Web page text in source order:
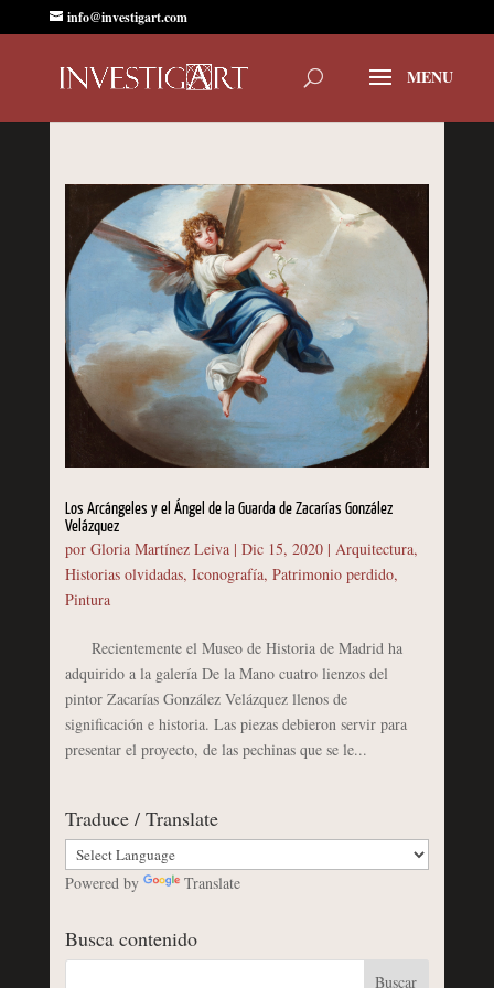
info@investigart.com
Los Arcángeles y el Ángel de la Guarda de Zacarías González
Velázquez
por Gloria Martínez Leiva| Dic 15, 2020| Arquitectura,
Historias olvidadas, Iconografía, Patrimonio perdido,
Pintura
Recientemente el Museo de Historia de Madrid ha
adquirido a la galería De la Mano cuatro lienzos del
pintor Zacarías González Velázquez llenos de
significación e historia. Las piezas debieron servir para
presentar el proyecto, de las pechinas que se le...
Traduce / Translate
Powered by Translate
Busca contenido